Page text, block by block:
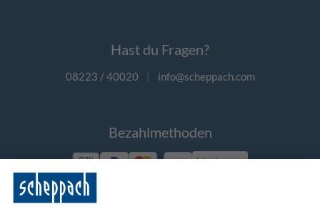
Hast du Fragen?
08223 / 40020 | info@scheppach.com
Bezahlmethoden
Vorkasse